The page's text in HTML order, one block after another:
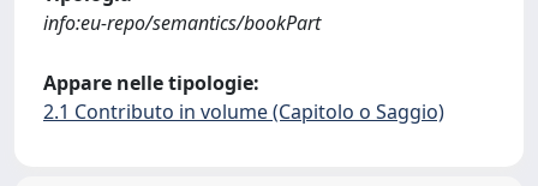
info:eu-repo/semantics/bookPart
Appare nelle tipologie:
2.1 Contributo in volume (Capitolo o Saggio)